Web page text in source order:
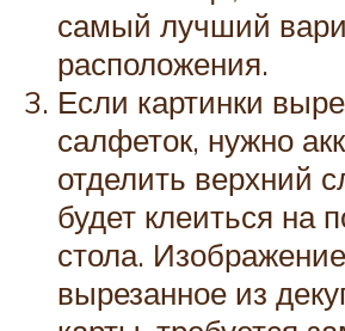
самый лучший
расположения.
Если картинки
салфеток, нужно
отделить верхний
будет клеиться на
стола.
вырезанное из